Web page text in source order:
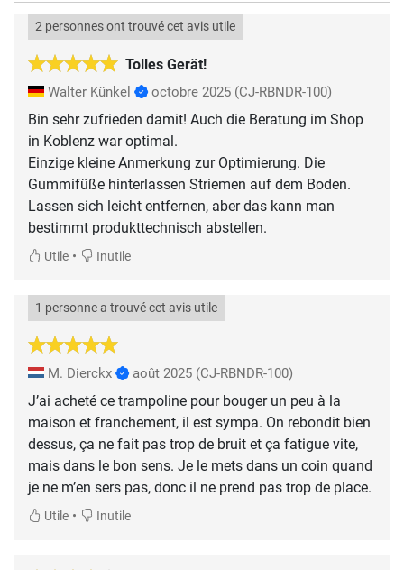
Tolles Gerät!
2 personnes ont trouvé cet avis utile
Walter Künkel octobre 2025 (CJ-RBNDR-100)
Bin sehr zufrieden damit! Auch die Beratung im Shop
in Koblenz war optimal.
Einzige kleine Anmerkung zur Optimierung. Die
Gummifüße hinterlassen Striemen auf dem Boden.
Lassen sich leicht entfernen, aber das kann man
bestimmt produkttechnisch abstellen.
Utile • Inutile
1 personne a trouvé cet avis utile
M. Dierckx août 2025 (CJ-RBNDR-100)
J’ai acheté ce trampoline pour bouger un peu à la
maison et franchement, il est sympa. On rebondit bien
dessus, ça ne fait pas trop de bruit et ça fatigue vite,
mais dans le bon sens. Je le mets dans un coin quand
je ne m’en sers pas, donc il ne prend pas trop de place.
Utile • Inutile